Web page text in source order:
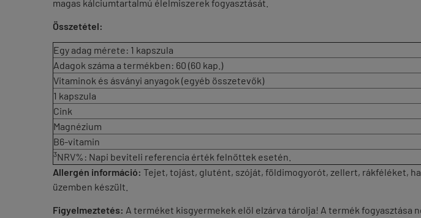
magas kálciumtartalmú élelmiszerek fogyasztását.
Összetétel:
Egy adag mérete: 1 kapszula
Adagok száma a termékben: 60 (60 kap.)
Vitaminok és ásványi anyagok (egyéb összetevők)
1 kapszula
Cink
Magnézium
B6-vitamin
3NRV%: Napi beviteli referencia érték felnőttek esetén.
Allergén információ: Tejet, tojást, glutént, szóját, földimogyorót, zellert, rákféléket,
üzemben készült.
Figyelmeztetés: A terméket kisgyermekek elől elzárva tárolja! A termék